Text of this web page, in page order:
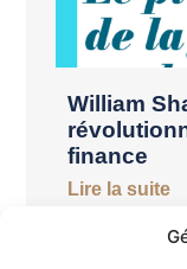
William
finance
Lire la suite